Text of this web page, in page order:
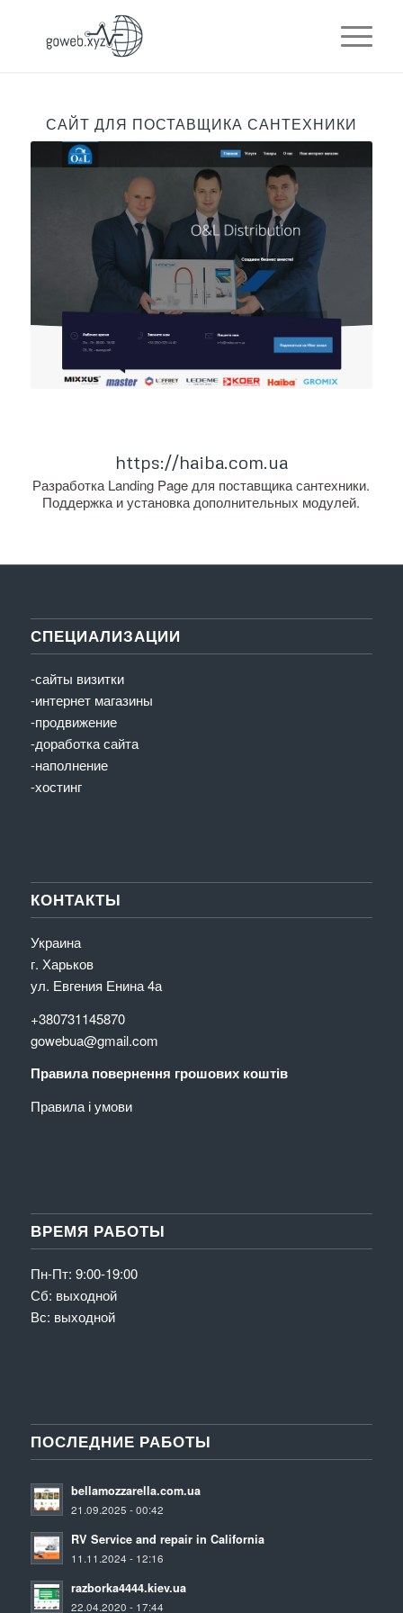
САЙТ ДЛЯ ПОСТАВЩИКА САНТЕХНИКИ
https://haiba.com.ua
Разработка Landing Page для поставщика сантехники.
Поддержка и установка дополнительных модулей.
СПЕЦИАЛИЗАЦИИ
-сайты визитки
-интернет магазины
-продвижение
-доработка сайта
-наполнение
-хостинг
КОНТАКТЫ
Украина
г. Харьков
ул. Евгения Енина 4а
+380731145870
gowebua@gmail.com
Правила повернення грошових коштів
Правила і умови
ВРЕМЯ РАБОТЫ
Пн-Пт: 9:00-19:00
Сб: выходной
Вс: выходной
ПОСЛЕДНИЕ РАБОТЫ
bellamozzarella.com.ua
21.09.2025 - 00:42
RV Service and repair in California
11.11.2024 - 12:16
razborka4444.kiev.ua
22.04.2020 - 17:44